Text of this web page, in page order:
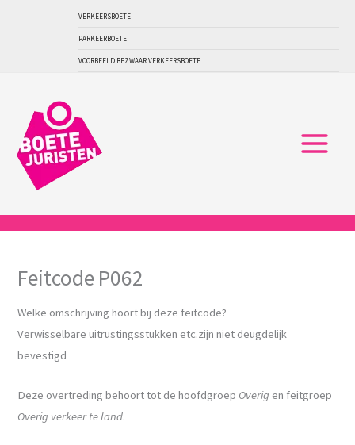
VERKEERSBOETE
PARKEERBOETE
VOORBEELD BEZWAAR VERKEERSBOETE
Feitcode P062
Welke omschrijving hoort bij deze feitcode?
Verwisselbare uitrustingsstukken etc.zijn niet deugdelijk
bevestigd
Deze overtreding behoort tot de hoofdgroep Overig en feitgroep
Overig verkeer te land.